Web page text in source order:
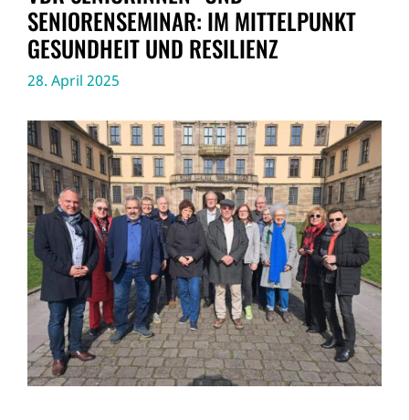
SENIORENSEMINAR: IM MITTELPUNKT
GESUNDHEIT UND RESILIENZ
28. April 2025